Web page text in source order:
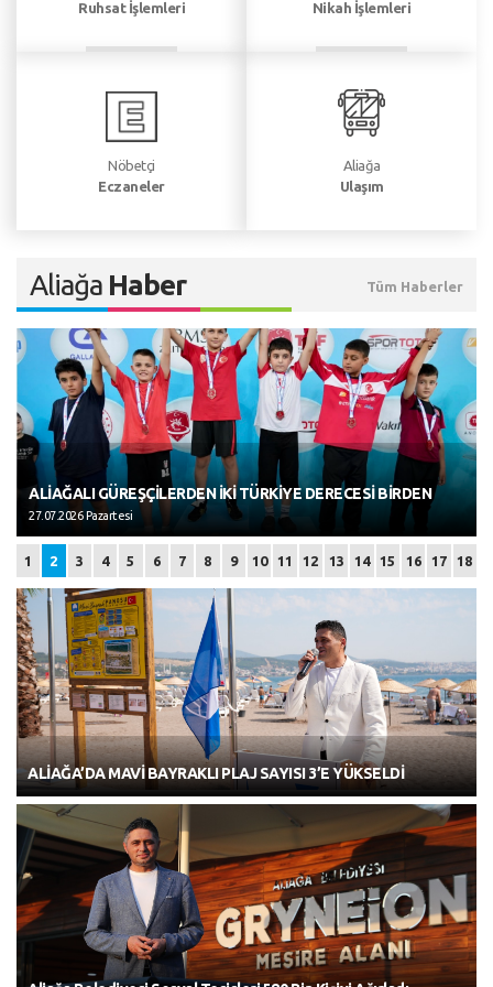
Plan ve Proje Müdürlüğü
Ulaşım Hizmetleri Müdürlüğü
Veteriner İşleri Müdürlüğü
Yazı İşleri Müdürlüğü
Ruhsat İşlemleri
Nikah İşlemleri
Nöbetçi
Eczaneler
Aliağa
Ulaşım
Aliağa Haber Tüm Haberler
ALİAĞALI GÜREŞÇİLERDEN İKİ TÜRKİYE DERECESİ BİRDEN
27.07.2026 Pazartesi
1 2 3 4 5 6 7 8 9 10 11 12 13 14 15 16 17 18
ALİAĞA’DA MAVİ BAYRAKLI PLAJ SAYISI 3’E YÜKSELDİ